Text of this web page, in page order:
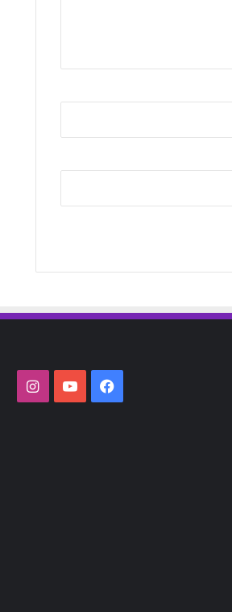
فيسبوك‫YouTube